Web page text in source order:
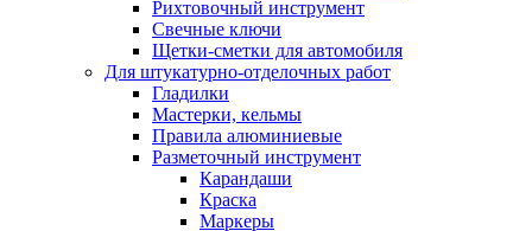
Рихтовочный инструмент
Свечные ключи
Щетки-сметки для автомобиля
Для штукатурно-отделочных работ
Гладилки
Мастерки, кельмы
Правила алюминиевые
Разметочный инструмент
Карандаши
Краска
Маркеры